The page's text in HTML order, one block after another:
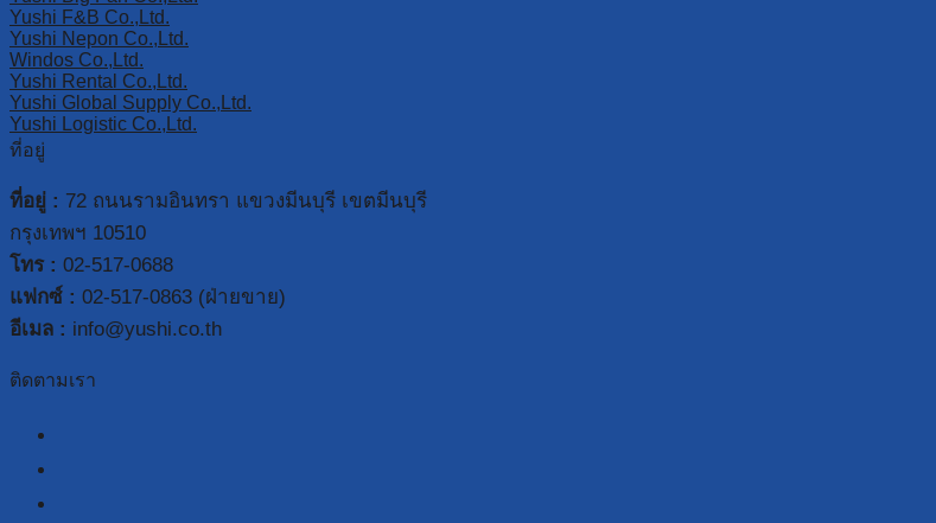
Yushi F&B Co.,Ltd.
Yushi Nepon Co.,Ltd.
Windos Co.,Ltd.
Yushi Rental Co.,Ltd.
Yushi Global Supply Co.,Ltd.
Yushi Logistic Co.,Ltd.
ที่อยู่
ที่อยู่ : 72 ถนนรามอินทรา แขวงมีนบุรี เขตมีนบุรี
กรุงเทพฯ 10510
โทร : 02-517-0688
แฟกซ์ : 02-517-0863 (ฝ่ายขาย)
อีเมล : info@yushi.co.th
ติดตามเรา